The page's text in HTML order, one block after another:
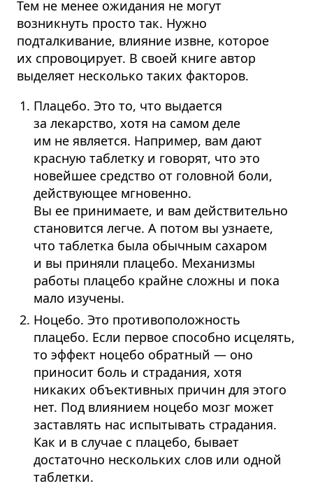
Тем не менее ожидания не могут
возникнуть просто так. Нужно
подталкивание, влияние извне, которое
их спровоцирует. В своей книге автор
выделяет несколько таких факторов.
Плацебо. Это то, что выдается
за лекарство, хотя на самом деле
им не является. Например, вам дают
красную таблетку и говорят, что это
новейшее средство от головной боли,
действующее мгновенно.
Вы ее принимаете, и вам действительно
становится легче. А потом вы узнаете,
что таблетка была обычным сахаром
и вы приняли плацебо. Механизмы
работы плацебо крайне сложны и пока
мало изучены.
Ноцебо. Это противоположность
плацебо. Если первое способно исцелять,
то эффект ноцебо обратный — оно
приносит боль и страдания, хотя
никаких объективных причин для этого
нет. Под влиянием ноцебо мозг может
заставлять нас испытывать страдания.
Как и в случае с плацебо, бывает
достаточно нескольких слов или одной
таблетки.